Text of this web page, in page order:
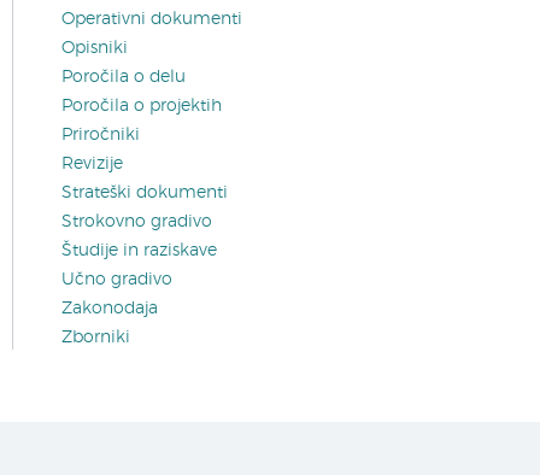
Operativni dokumenti
Opisniki
Poročila o delu
Poročila o projektih
Priročniki
Revizije
Strateški dokumenti
Strokovno gradivo
Študije in raziskave
Učno gradivo
Zakonodaja
Zborniki